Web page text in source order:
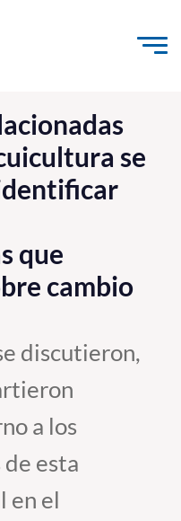
se
que
cambio
discutieron,
a los
esta
en el